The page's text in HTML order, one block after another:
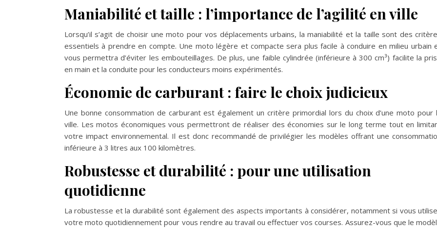
Maniabilité et taille : l’importance de l’agilité en ville
Lorsqu’il s’agit de choisir une moto pour vos déplacements urbains, la maniabilité et la taille sont des
essentiels à prendre en compte. Une moto légère et compacte sera plus facile à conduire en milieu urbain
vous permettra d’éviter les embouteillages. De plus, une faible cylindrée (inférieure à 300 cm³) facilite la
en main et la conduite pour les conducteurs moins expérimentés.
Économie de carburant : faire le choix judicieux
Une bonne consommation de carburant est également un critère primordial lors du choix d’une moto pour
ville. Les motos économiques vous permettront de réaliser des économies sur le long terme tout en
votre impact environnemental. Il est donc recommandé de privilégier les modèles offrant une
inférieure à 3 litres aux 100 kilomètres.
Robustesse et durabilité : pour une utilisation
quotidienne
La robustesse et la durabilité sont également des aspects importants à considérer, notamment si vous
votre moto quotidiennement pour vous rendre au travail ou effectuer vos courses. Assurez-vous que le